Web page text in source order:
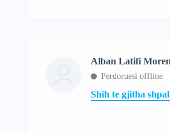
Alban Latifi
Perdoruesi offline
Shih te gjitha